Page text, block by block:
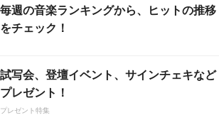
毎週の音楽ランキングから、ヒットの推移
をチェック！
試写会、登壇イベント、サインチェキなど
プレゼント！
プレゼント特集